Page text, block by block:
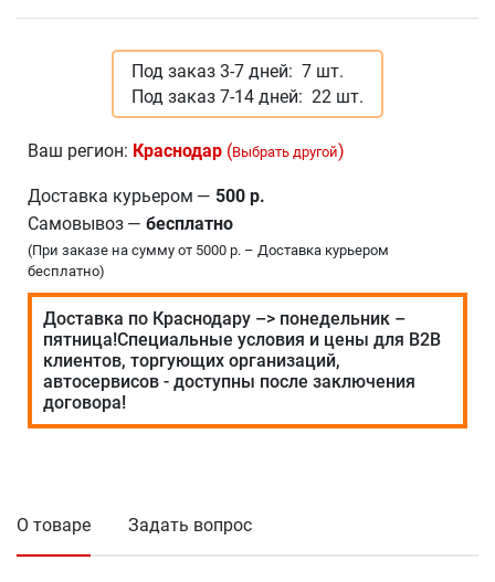
Под заказ 3-7 дней: 7 шт.
Под заказ 7-14 дней: 22 шт.
Ваш регион: Краснодар (Выбрать другой)
Доставка курьером — 500 р.
Самовывоз — бесплатно
(При заказе на сумму от 5000 р. – Доставка курьером
бесплатно)
Доставка по Краснодару –> понедельник –
пятница!Специальные условия и цены для В2В
клиентов, торгующих организаций,
автосервисов - доступны после заключения
договора!
О товаре Задать вопрос